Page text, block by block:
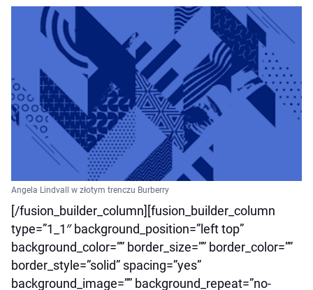
Angela Lindvall w złotym trenczu Burberry
[/fusion_builder_column][fusion_builder_column
type=”1_1″ background_position=”left top”
background_color=”” border_size=”” border_color=””
border_style=”solid” spacing=”yes”
background_image=”” background_repeat=”no-